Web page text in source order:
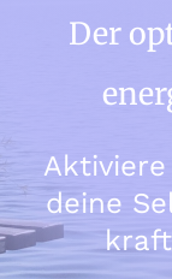
Der
deine